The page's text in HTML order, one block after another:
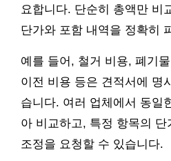
요합니다. 단순히 총액만 비
단가와 포함 내역을 정확히
예를 들어, 철거 비용, 폐기
이전 비용 등은 견적서에 명
습니다. 여러 업체에서 동일
아 비교하고, 특정 항목의 단
조정을 요청할 수 있습니다.